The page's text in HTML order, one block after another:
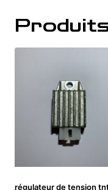
régulateur de tension